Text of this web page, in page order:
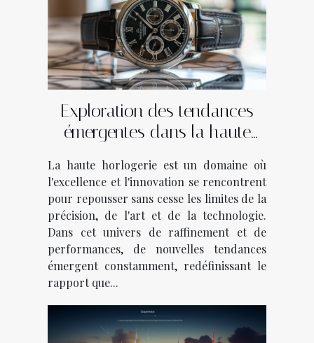
Exploration des tendances
émergentes dans la haute
La haute horlogerie est un domaine où
l'excellence et l'innovation se rencontrent
pour repousser sans cesse les limites de la
précision, de l'art et de la technologie.
Dans cet univers de raffinement et de
performances, de nouvelles tendances
émergent constamment, redéfinissant le
rapport que...